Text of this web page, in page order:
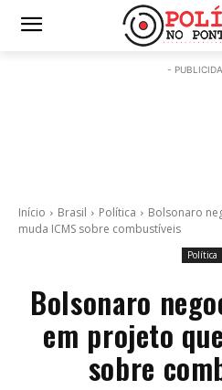
-
Início Brasil Política
Bolsonaro
muda ICMS sobre combustíveis
Política
Bolsonaro
em projeto
sobre